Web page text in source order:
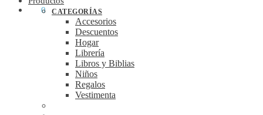
0 CATEGORÍAS
Accesorios
Descuentos
Hogar
Librería
Libros y Biblias
Niños
Regalos
Vestimenta